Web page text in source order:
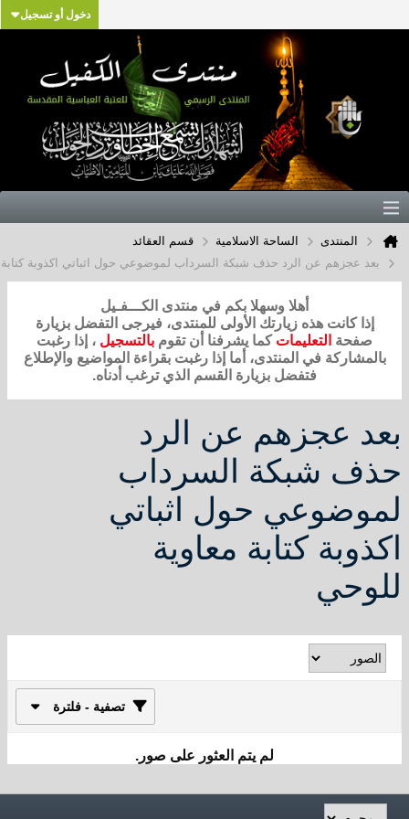
دخول أو تسجيل
الساحة الاسلامية
قسم العقائد
عن الرد حذف شبكة السرداب لموضوعي حول اثباتي اكذوبة كتابة معاوية للوحي
أهلا وسهلا بكم في منتدى الكـــفـيل
هذه زيارتك الأولى للمنتدى، فيرجى التفضل بزيارة
التعليماتكما يشرفنا أن تقوم بالتسجيل، إذا رغبت
في المنتدى، أما إذا رغبت بقراءة المواضيع والإطلاع
فتفضل بزيارة القسم الذي ترغب أدناه.
عن الرد
السرداب
حول اثباتي
كتابة معاوية
تصفية - فلترة
لم يتم العثور على صور.